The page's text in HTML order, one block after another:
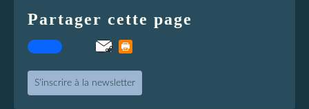
Partager cette page
S'inscrire à la newsletter